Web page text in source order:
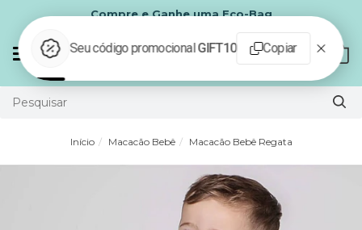
Compre e Ganhe uma Eco-Bag
Mudar
Início Macacão Bebê Macacão Bebê Regata